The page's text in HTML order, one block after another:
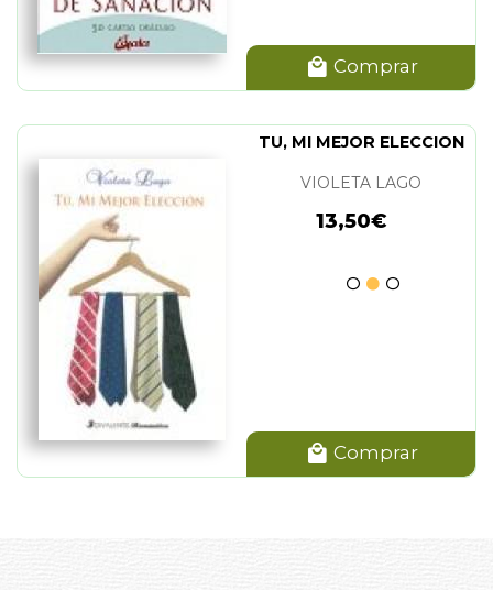
Comprar
TU, MI MEJOR ELECCION
VIOLETA LAGO
13,50€
Comprar